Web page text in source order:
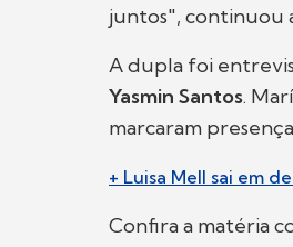
juntos", continuou
A dupla foi
Yasmin Santos.
marcaram
+ Luisa Mell sai em
Confira a matéria